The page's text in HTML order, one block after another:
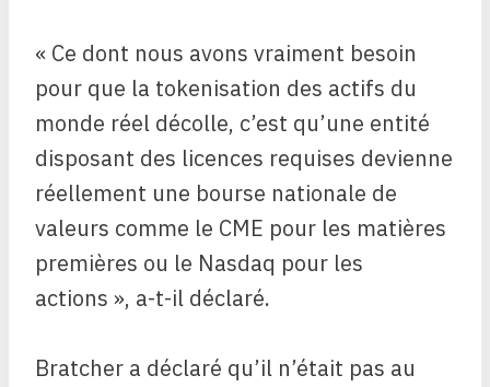
« Ce dont nous avons vraiment besoin
pour que la tokenisation des actifs du
monde réel décolle, c’est qu’une entité
disposant des licences requises devienne
réellement une bourse nationale de
valeurs comme le CME pour les matières
premières ou le Nasdaq pour les
actions », a-t-il déclaré.
Bratcher a déclaré qu’il n’était pas au